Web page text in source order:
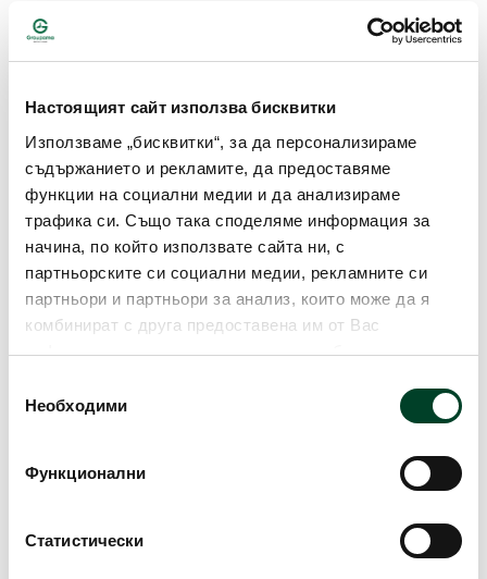
Настоящият сайт използва бисквитки
Използваме „бисквитки“, за да персонализираме
съдържанието и рекламите, да предоставяме
функции на социални медии и да анализираме
трафика си. Също така споделяме информация за
начина, по който използвате сайта ни, с
партньорските си социални медии, рекламните си
партньори и партньори за анализ, които може да я
комбинират с друга предоставена им от Вас
информация или с такава, която са събрали от
продължавате да използвате нашия уебсайт, Вие се
задължителни за правилното функциониране на
повече информация:
Политика за използване на
Необходими
Функционални
Статистически
Какво е териториалното покритие на
Застрахователна сума и
застрахователно обезщетение
Как се заплаща премията по тази
застраховка?
ПОДОБНИ ПРОДУКТИ